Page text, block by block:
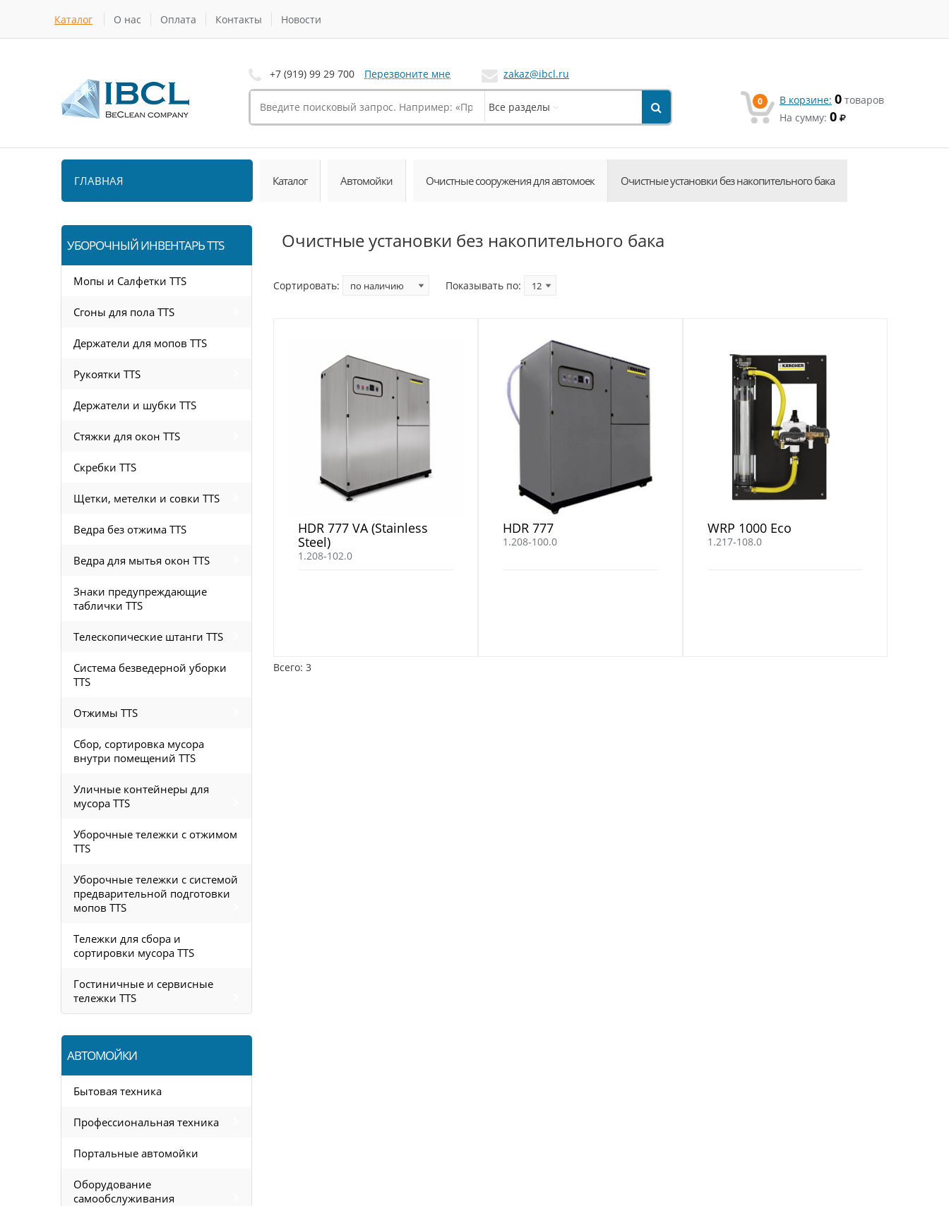
Каталог О нас Оплата Контакты Новости
+7 (919) 99 29 700 Перезвоните мне zakaz@ibcl.ru
Все разделы 0 В корзине: 0 товаров
На сумму: 0
ГЛАВНАЯ Каталог Автомойки Очистные сооружения для автомоек Очистные установки без накопительного бака
УБОРОЧНЫЙ ИНВЕНТАРЬ TTS
Мопы и Салфетки TTS
Сгоны для пола TTS
Держатели для мопов TTS
Рукоятки TTS
Держатели и шубки TTS
Стяжки для окон TTS
Скребки TTS
Щетки, метелки и совки TTS
Ведра без отжима TTS
Ведра для мытья окон TTS
Знаки предупреждающие
таблички TTS
Телескопические штанги TTS
Система безведерной уборки
TTS
Отжимы TTS
Сбор, сортировка мусора
внутри помещений TTS
Уличные контейнеры для
мусора TTS
Уборочные тележки с отжимом
TTS
Уборочные тележки с системой
предварительной подготовки
мопов TTS
Тележки для сбора и
сортировки мусора TTS
Гостиничные и сервисные
тележки TTS
АВТОМОЙКИ
Бытовая техника
Профессиональная техника
Портальные автомойки
Оборудование
самообслуживания
Очистные установки без накопительного бака
Сортировать: Показывать по:
HDR 777 VA (Stainless
Steel)
1.208-102.0
HDR 777
1.208-100.0
WRP 1000 Eco
1.217-108.0
Всего: 3